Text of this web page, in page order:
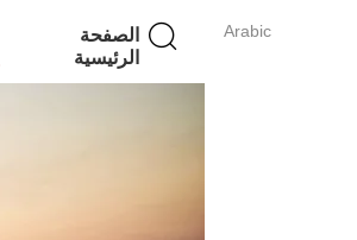
Arabic
الصفحة
الرئيسية